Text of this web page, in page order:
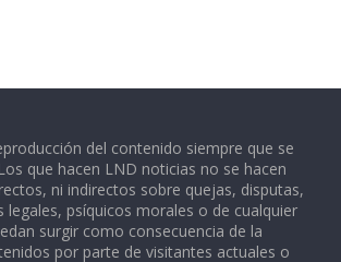
del contenido siempre que se
que hacen LND noticias no se hacen
ni indirectos sobre quejas, disputas,
legales, psíquicos morales o de cualquier
surgir como consecuencia de la
por parte de visitantes actuales o